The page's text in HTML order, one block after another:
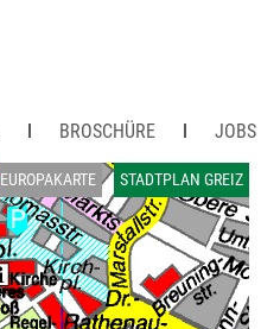
BROSCHÜRE JOBS
EUROPAKARTE STADTPLAN GREIZ